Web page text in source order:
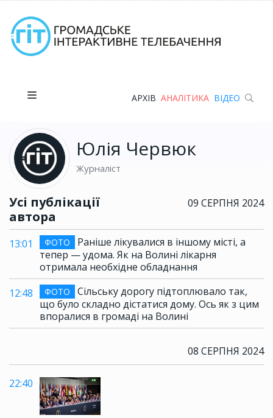
АРХІВ АНАЛІТИКА ВІДЕО
Юлія Червюк
Журналіст
Усі публікації
автора
09 СЕРПНЯ 2024
13:01 ФОТО
Раніше лікувалися в іншому місті, а
тепер — удома. Як на Волині лікарня
отримала необхідне обладнання
12:48
ФОТО
Сільську дорогу підтоплювало так,
що було складно дістатися дому. Ось як з цим
впоралися в громаді на Волині
08 СЕРПНЯ 2024
22:40